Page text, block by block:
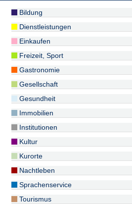
Bildung
Dienstleistungen
Einkaufen
Freizeit, Sport
Gastronomie
Gesellschaft
Gesundheit
Immobilien
Institutionen
Kultur
Kurorte
Nachtleben
Sprachenservice
Tourismus